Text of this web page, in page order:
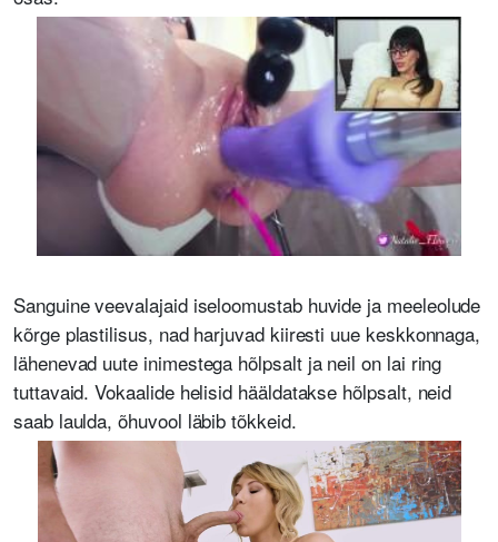
Sanguine veevalajaid iseloomustab huvide ja meeleolude
kõrge plastilisus, nad harjuvad kiiresti uue keskkonnaga,
lähenevad uute inimestega hõlpsalt ja neil on lai ring
tuttavaid. Vokaalide helisid hääldatakse hõlpsalt, neid
saab laulda, õhuvool läbib tõkkeid.